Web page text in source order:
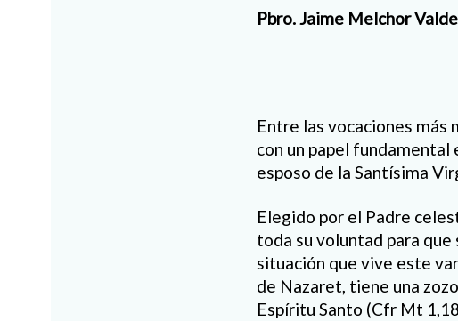
Pbro. Jaime Melchor
Entre las vocaciones más
con un papel fundamental
esposo de la Santísima
Elegido por el Padre
toda su voluntad para que
situación que vive este
de Nazaret, tiene una
Espíritu Santo (Cfr Mt